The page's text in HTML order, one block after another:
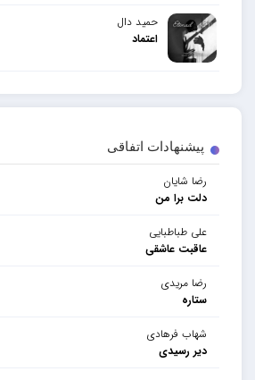
پیشنهادات اتفاقی
رضا شایان
دلت برا من
علی طباطبایی
عاقبت عاشقی
رضا مریدی
ستاره
شهاب فرهادی
دیر رسیدی
حمید دال
اعتماد